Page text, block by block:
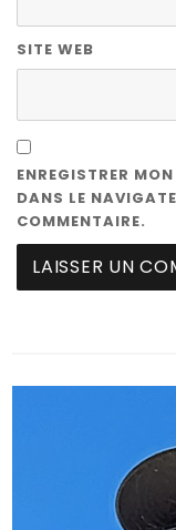
SITE WEB
ENREGISTRER
DANS LE
COMMENTAIRE.